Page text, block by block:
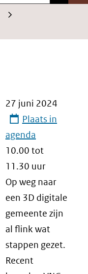
27 juni 2024
Plaats in
agenda
10.00 tot
11.30 uur
Op weg naar
een 3D digitale
gemeente zijn
al flink wat
stappen gezet.
Recent